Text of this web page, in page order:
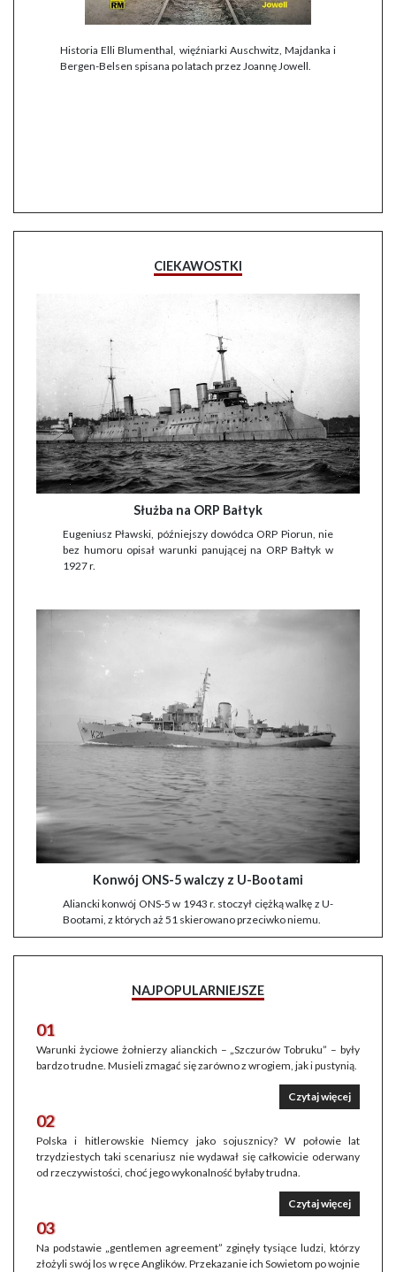
Historia Elli Blumenthal, więźniarki Auschwitz, Majdanka i
Bergen-Belsen spisana po latach przez Joannę Jowell.
CIEKAWOSTKI
Służba na ORP Bałtyk
Eugeniusz Pławski, późniejszy dowódca ORP Piorun, nie
bez humoru opisał warunki panującej na ORP Bałtyk w
1927 r.
Konwój ONS-5 walczy z U-Bootami
Aliancki konwój ONS-5 w 1943 r. stoczył ciężką walkę z U-
Bootami, z których aż 51 skierowano przeciwko niemu.
NAJPOPULARNIEJSZE
01
Warunki życiowe żołnierzy alianckich – „Szczurów Tobruku” – były
bardzo trudne. Musieli zmagać się zarówno z wrogiem, jak i pustynią.
Czytaj więcej
02
Polska i hitlerowskie Niemcy jako sojusznicy? W połowie lat
trzydziestych taki scenariusz nie wydawał się całkowicie oderwany
od rzeczywistości, choć jego wykonalność byłaby trudna.
Czytaj więcej
03
Na podstawie „gentlemen agreement” zginęły tysiące ludzi, którzy
złożyli swój los w ręce Anglików. Przekazanie ich Sowietom po wojnie